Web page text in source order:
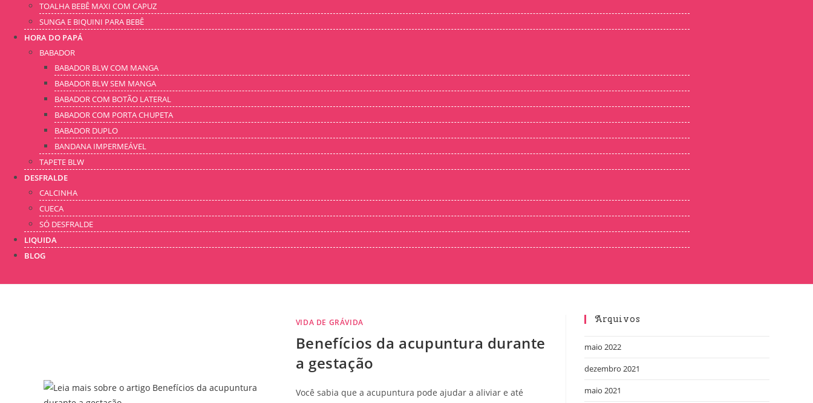
TOALHA BEBÊ MAXI COM CAPUZ
SUNGA E BIQUINI PARA BEBÊ
HORA DO PAPÁ
BABADOR
BABADOR BLW COM MANGA
BABADOR BLW SEM MANGA
BABADOR COM BOTÃO LATERAL
BABADOR COM PORTA CHUPETA
BABADOR DUPLO
BANDANA IMPERMEÁVEL
TAPETE BLW
DESFRALDE
CALCINHA
CUECA
SÓ DESFRALDE
LIQUIDA
BLOG
VIDA DE GRÁVIDA
Benefícios da acupuntura durante
a gestação
Você sabia que a acupuntura pode ajudar a aliviar e até
Arquivos
maio 2022
dezembro 2021
maio 2021